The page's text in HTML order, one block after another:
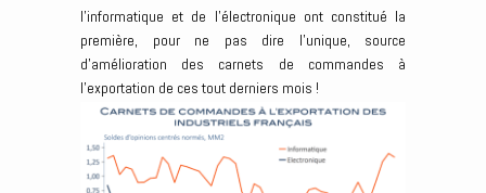
l’informatique et de l’électronique ont constitué la
première, pour ne pas dire l’unique, source
d’amélioration des carnets de commandes à
l’exportation de ces tout derniers mois !